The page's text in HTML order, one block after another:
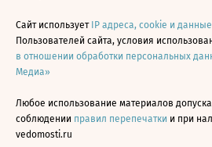
Сайт использует IP адреса, cookie и
Пользователей сайта, условия
в отношении обработки персональных
Медиа»
Любое использование материалов
соблюдении правил перепечатки и при
vedomosti.ru